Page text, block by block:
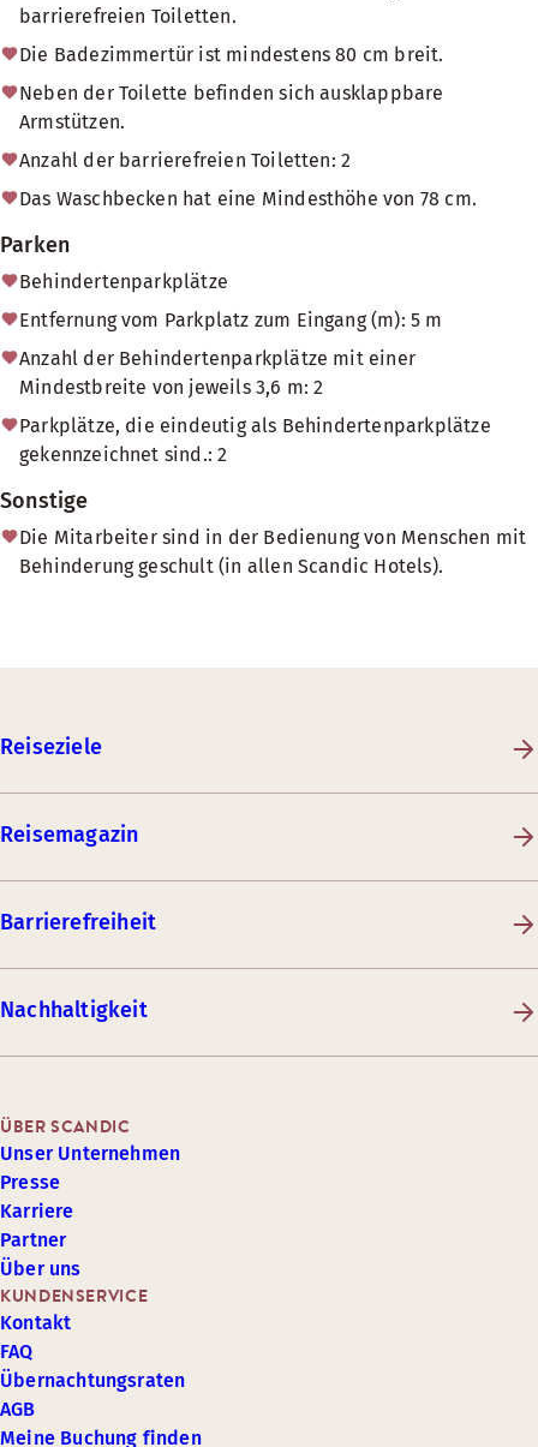
barrierefreien Toiletten.
Die Badezimmertür ist mindestens 80 cm breit.
Neben der Toilette befinden sich ausklappbare
Armstützen.
Anzahl der barrierefreien Toiletten: 2
Das Waschbecken hat eine Mindesthöhe von 78 cm.
Parken
Behindertenparkplätze
Entfernung vom Parkplatz zum Eingang (m): 5 m
Anzahl der Behindertenparkplätze mit einer
Mindestbreite von jeweils 3,6 m: 2
Parkplätze, die eindeutig als Behindertenparkplätze
gekennzeichnet sind.: 2
Sonstige
Die Mitarbeiter sind in der Bedienung von Menschen mit
Behinderung geschult (in allen Scandic Hotels).
Reiseziele
Reisemagazin
Barrierefreiheit
Nachhaltigkeit
KUNDENSERVICE
Kontakt
FAQ
Übernachtungsraten
AGB
Meine Buchung finden
ÜBER SCANDIC
Unser Unternehmen
Presse
Karriere
Partner
Über uns